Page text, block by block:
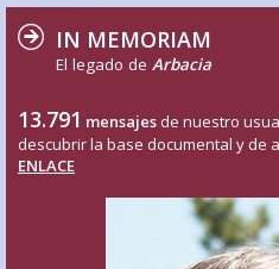
IN MEMORIAM
El legado de Arbacia
13.791 mensajes de nuestro
descubrir la base documental y de
ENLACE